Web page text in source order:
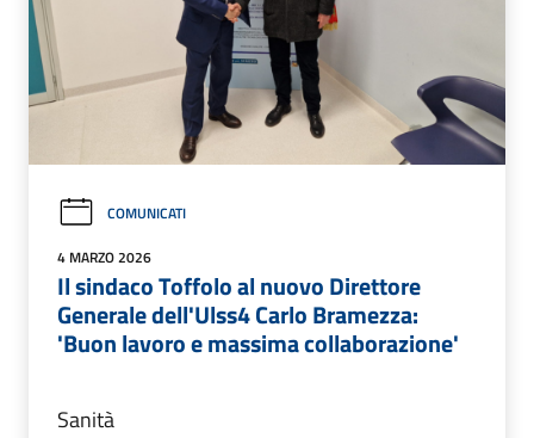
COMUNICATI
4 MARZO 2026
Il sindaco Toffolo al nuovo Direttore
Generale dell'Ulss4 Carlo Bramezza:
'Buon lavoro e massima collaborazione'
Sanità